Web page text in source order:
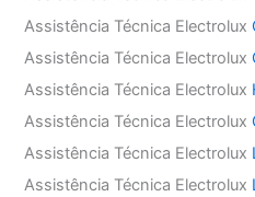
Assistência Técnica Electrolux
Assistência Técnica Electrolux
Assistência Técnica Electrolux
Assistência Técnica Electrolux
Assistência Técnica Electrolux
Assistência Técnica Electrolux